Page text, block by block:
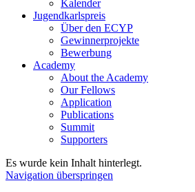
Kalender
Jugendkarlspreis
Über den ECYP
Gewinnerprojekte
Bewerbung
Academy
About the Academy
Our Fellows
Application
Publications
Summit
Supporters
Es wurde kein Inhalt hinterlegt.
Navigation überspringen